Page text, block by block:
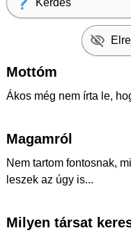
Kérdés
Mottóm
Ákos még nem írta le,
Magamról
Nem tartom fontosnak,
leszek az úgy is...
Milyen társat